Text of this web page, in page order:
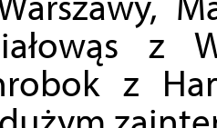
z
z